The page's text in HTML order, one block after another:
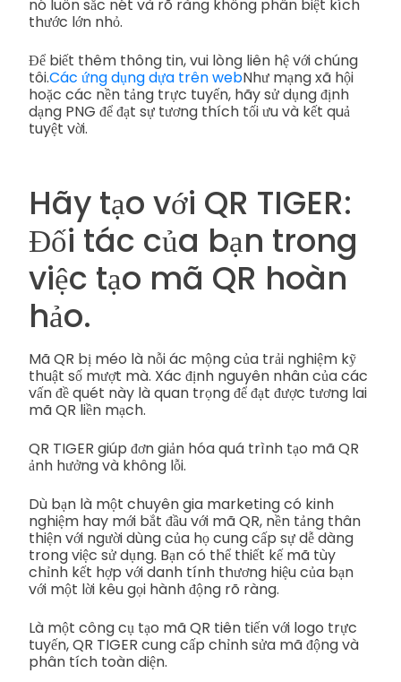
nó luôn sắc nét và rõ ràng không phân biệt kích
thước lớn nhỏ.
Để biết thêm thông tin, vui lòng liên hệ với chúng
tôi.Các ứng dụng dựa trên webNhư mạng xã hội
hoặc các nền tảng trực tuyến, hãy sử dụng định
dạng PNG để đạt sự tương thích tối ưu và kết quả
tuyệt vời.
Hãy tạo với QR TIGER:
Đối tác của bạn trong
việc tạo mã QR hoàn
hảo.
Mã QR bị méo là nỗi ác mộng của trải nghiệm kỹ
thuật số mượt mà. Xác định nguyên nhân của các
vấn đề quét này là quan trọng để đạt được tương lai
mã QR liền mạch.
QR TIGER giúp đơn giản hóa quá trình tạo mã QR
ảnh hưởng và không lỗi.
Dù bạn là một chuyên gia marketing có kinh
nghiệm hay mới bắt đầu với mã QR, nền tảng thân
thiện với người dùng của họ cung cấp sự dễ dàng
trong việc sử dụng. Bạn có thể thiết kế mã tùy
chỉnh kết hợp với danh tính thương hiệu của bạn
với một lời kêu gọi hành động rõ ràng.
Là một công cụ tạo mã QR tiên tiến với logo trực
tuyến, QR TIGER cung cấp chỉnh sửa mã động và
phân tích toàn diện.